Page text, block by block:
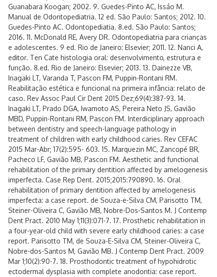
Guanabara Koogan; 2002. 9. Guedes-Pinto AC, Issáo M.
Manual de Odontopediatria. 12 ed. São Paulo: Santos; 2012. 10.
Guedes-Pinto AC. Odontopediatia. 8.ed. São Paulo: Santos;
2016. 11. McDonald RE, Avery DR. Odontopediatria para crianças
e adolescentes. 9 ed. Rio de Janeiro: Elsevier; 2011. 12. Nanci A,
editor. Ten Cate histologia oral: desenvolvimento, estrutura e
função. 8.ed. Rio de Janeiro: Elsevier; 2013. 13. Dainezze VB,
Inagaki LT, Varanda T, Pascon FM, Puppin-Rontani RM.
Reabilitação estética e funcional na primeira infância: relato de
caso. Rev Assoc Paul Cir Dent 2015 Dez;69(4):387-93. 14.
Inagaki LT, Prado DGA, Iwamoto AS, Pereira Neto JS, Gavião
MBD, Puppin-Rontani RM, Pascon FM. Interdiciplinary approach
between dentistry and speech-language pathology in
treatment of children with early childhood caries. Rev CEFAC
2015 Mar-Abr; 17(2):595- 603. 15. Marquezin MC, Zancopé BR,
Pacheco LF, Gavião MB, Pascon FM. Aesthetic and functional
rehabilitation of the primary dentition affected by amelogenesis
imperfecta. Case Rep Dent. 2015;2015:790890. 16. Oral
rehabilitation of primary dentition affected by amelogenesis
imperfecta: a case report. de Souza-e-Silva CM, Parisotto TM,
Steiner-Oliveira C, Gavião MB, Nobre-Dos-Santos M. J Contemp
Dent Pract. 2010 May 1;11(3):071-7. 17. Prosthetic rehabilitation in
a four-year-old child with severe early childhood caries: a case
report. Parisotto TM, de Souza-E-Silva CM, Steiner-Oliveira C,
Nobre-dos-Santos M, Gavião MB. J Contemp Dent Pract. 2009
Mar 1;10(2):90-7. 18. Prosthodontic treatment of hypohidrotic
ectodermal dysplasia with complete anodontia: case report.